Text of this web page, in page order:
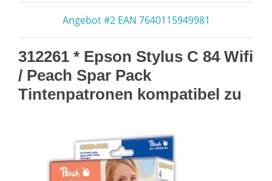
Angebot #2 EAN 7640115949981
312261 * Epson Stylus C 84 Wifi
/ Peach Spar Pack
Tintenpatronen kompatibel zu